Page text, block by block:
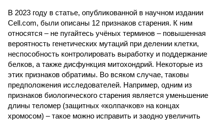
В 2023 году в статье, опубликованной в научном издании
Cell.com, были описаны 12 признаков старения. К ним
относятся – не пугайтесь учёных терминов – повышенная
вероятность генетических мутаций при делении клетки,
неспособность контролировать выработку и поддержание
белков, а также дисфункция митохондрий. Некоторые из
этих признаков обратимы. Во всяком случае, таковы
предположения исследователей. Например, одним из
признаков биологического старения является уменьшение
длины теломер (защитных «колпачков» на концах
хромосом) – такое можно исправить и заодно увеличить